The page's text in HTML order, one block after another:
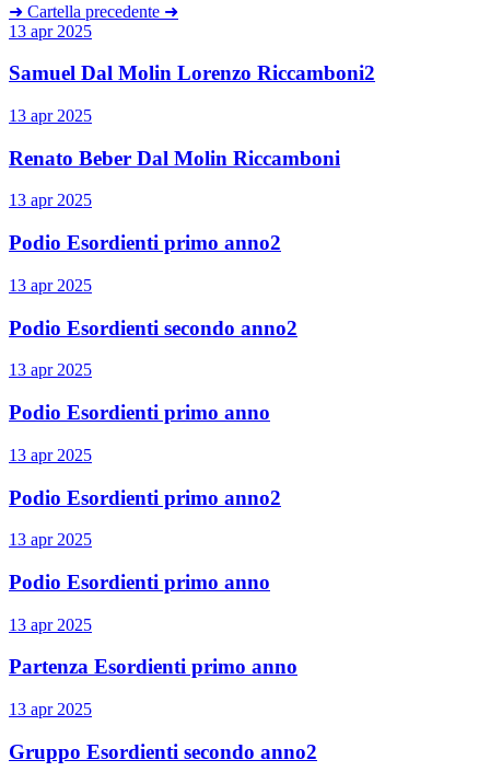
➜ Cartella precedente ➜
13 apr 2025
Samuel Dal Molin Lorenzo Riccamboni2
13 apr 2025
Renato Beber Dal Molin Riccamboni
13 apr 2025
Podio Esordienti primo anno2
13 apr 2025
Podio Esordienti secondo anno2
13 apr 2025
Podio Esordienti primo anno
13 apr 2025
Podio Esordienti primo anno2
13 apr 2025
Podio Esordienti primo anno
13 apr 2025
Partenza Esordienti primo anno
13 apr 2025
Gruppo Esordienti secondo anno2